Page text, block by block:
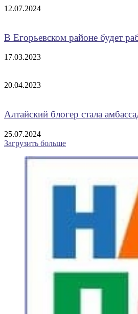
12.07.2024
В Егорьевском районе будет
17.03.2023
20.04.2023
Алтайский блогер стала
25.07.2024
Загрузить больше